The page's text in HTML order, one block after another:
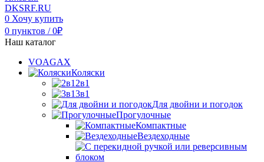
0 Хочу купить
0 пунктов / 0₽
Наш каталог
VOAGAX
Коляски
2в1
3в1
Для двойни и погодок
Прогулочные
Компактные
Вездеходные